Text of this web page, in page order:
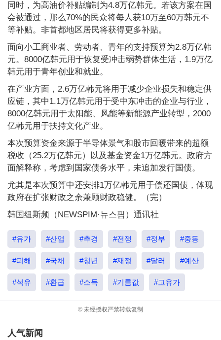
同时，为高油价补贴编制为4.8万亿韩元。若该方案在国
会被通过，那么70%的民众将每人获10万至60万韩元不
等补贴。非首都地区居民将获得更多补贴。
面向小工商业者、劳动者、青年的支持预算为2.8万亿韩
元。8000亿韩元用于恢复受冲击弱势群体生活，1.9万亿
韩元用于青年创业和就业。
在产业方面，2.6万亿韩元将用于减少企业损失和稳定供
应链，其中1.1万亿韩元用于受中东冲击的企业与行业，
8000亿韩元用于太阳能、风能等新能源产业转型，2000
亿韩元用于扶持文化产业。
本次预算资金来源于半导体景气和股市回暖带来的超额
税收（25.2万亿韩元）以及基金资金1万亿韩元。政府方
面解释称，考虑到国家债务水平，未追加发行国债。
尤其是本次预算中还安排1万亿韩元用于偿还国债，体现
政府在扩张财政之余兼顾财政稳健。（完）
韩国纽斯频（NEWSPIM·뉴스핌）通讯社
#유가 #산업 #추경 #전쟁 #정부 #중동
#피해 #국채 #청년 #재정 #달러 #예산
#석유 #환급 #소득 #기름값 #고유가
© 未经授权严禁转载复制
人气新闻